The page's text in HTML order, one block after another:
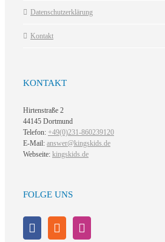
Datenschutzerklärung
Kontakt
KONTAKT
Hirtenstraße 2
44145 Dortmund
Telefon: +49(0)231-860239120
E-Mail: answer@kingskids.de
Webseite: kingskids.de
FOLGE UNS